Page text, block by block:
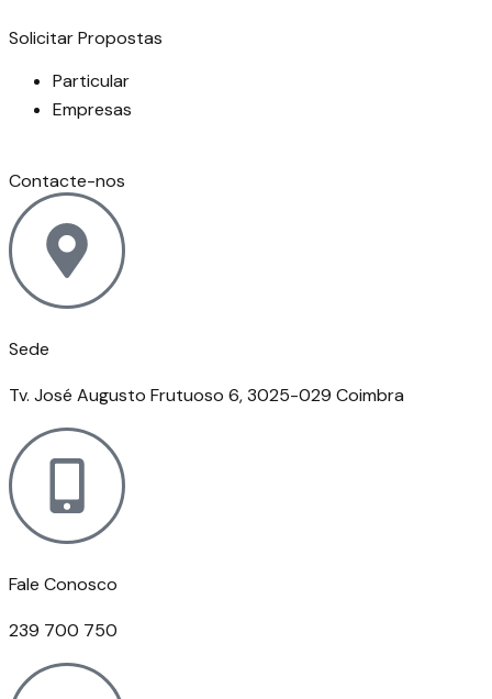
Solicitar Propostas
Particular
Empresas
Contacte-nos
Sede
Tv. José Augusto Frutuoso 6, 3025-029 Coimbra
Fale Conosco
239 700 750